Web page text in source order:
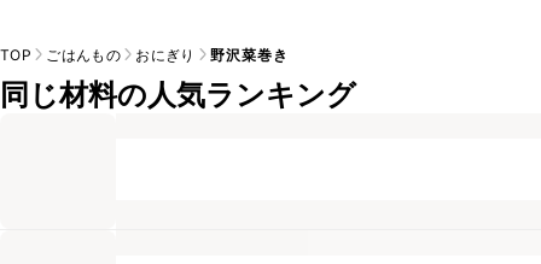
TOP ごはんもの おにぎり 野沢菜巻き
同じ材料の人気ランキング